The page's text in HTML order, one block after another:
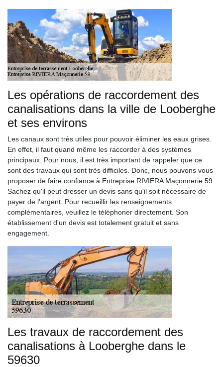
Les opérations de raccordement des
canalisations dans la ville de Looberghe
et ses environs
Les canaux sont très utiles pour pouvoir éliminer les eaux grises.
En effet, il faut quand même les raccorder à des systèmes
principaux. Pour nous, il est très important de rappeler que ce
sont des travaux qui sont très difficiles. Donc, nous pouvons vous
proposer de faire confiance à Entreprise RIVIERA Maçonnerie 59.
Sachez qu'il peut dresser un devis sans qu'il soit nécessaire de
payer de l'argent. Pour recueillir les renseignements
complémentaires, veuillez le téléphoner directement. Son
établissement d'un devis est totalement gratuit et sans
engagement.
Les travaux de raccordement des
canalisations à Looberghe dans le
59630